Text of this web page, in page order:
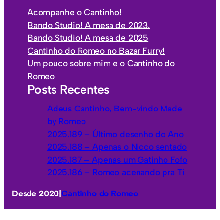
s
e
g
o
i
a
s
Acompanhe o Cantinho!
Bando Studio! A mesa de 2023.
Bando Studio! A mesa de 2025
Cantinho do Romeo no Bazar Furry!
Um pouco sobre mim e o Cantinho do
Romeo
Posts Recentes
Adeus Cantinho, Bem-vindo Made
by Romeo
2025.189 – Último desenho do Ano
2025.188 – Apenas o Nicco sentado
2025.187 – Apenas um Gatinho Fofo
2025.186 – Romeo acenando pra Ti
Desde 2020 |Cantinho do Romeo